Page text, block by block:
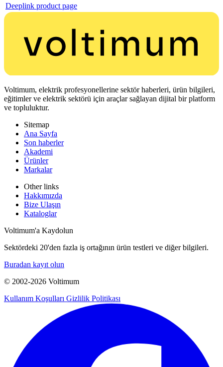
Deeplink product page
Voltimum, elektrik profesyonellerine sektör haberleri, ürün bilgileri,
eğitimler ve elektrik sektörü için araçlar sağlayan dijital bir platform
ve topluluktur.
Sitemap
Ana Sayfa
Son haberler
Akademi
Ürünler
Markalar
Other links
Hakkımızda
Bize Ulaşın
Kataloglar
Voltimum'a Kaydolun
Sektördeki 20'den fazla iş ortağının ürün testleri ve diğer bilgileri.
Buradan kayıt olun
© 2002-2026 Voltimum
Kullanım Koşulları Gizlilik Politikası